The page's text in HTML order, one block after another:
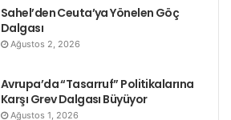
Sahel’den Ceuta’ya Yönelen Göç
Dalgası
Ağustos 2, 2026
Avrupa’da “Tasarruf” Politikalarına
Karşı Grev Dalgası Büyüyor
Ağustos 1, 2026